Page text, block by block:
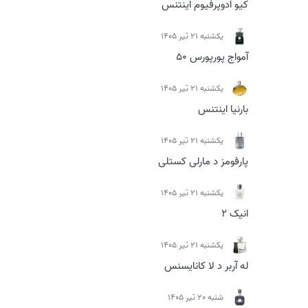
کیو ادوپرفیوم اینتنس
يكشنبه 21 تیر 1405
آمواج پورپورس 50
يكشنبه 21 تیر 1405
بارنیا اینتنس
يكشنبه 21 تیر 1405
پارفومز د مارلی کستلی
يكشنبه 21 تیر 1405
انیک 2
يكشنبه 21 تیر 1405
له آربر د لا کانایسنس
شنبه 20 تیر 1405